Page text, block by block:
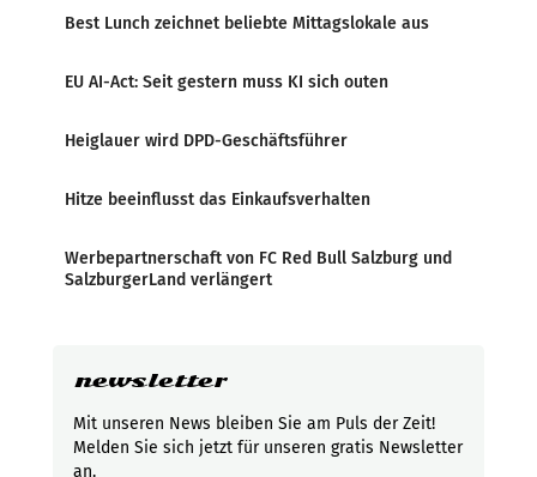
Best Lunch zeichnet beliebte Mittagslokale aus
EU AI-Act: Seit gestern muss KI sich outen
Heiglauer wird DPD-Geschäftsführer
Hitze beeinflusst das Einkaufsverhalten
Werbepartnerschaft von FC Red Bull Salzburg und
SalzburgerLand verlängert
newsletter
Mit unseren News bleiben Sie am Puls der Zeit!
Melden Sie sich jetzt für unseren gratis Newsletter
an.